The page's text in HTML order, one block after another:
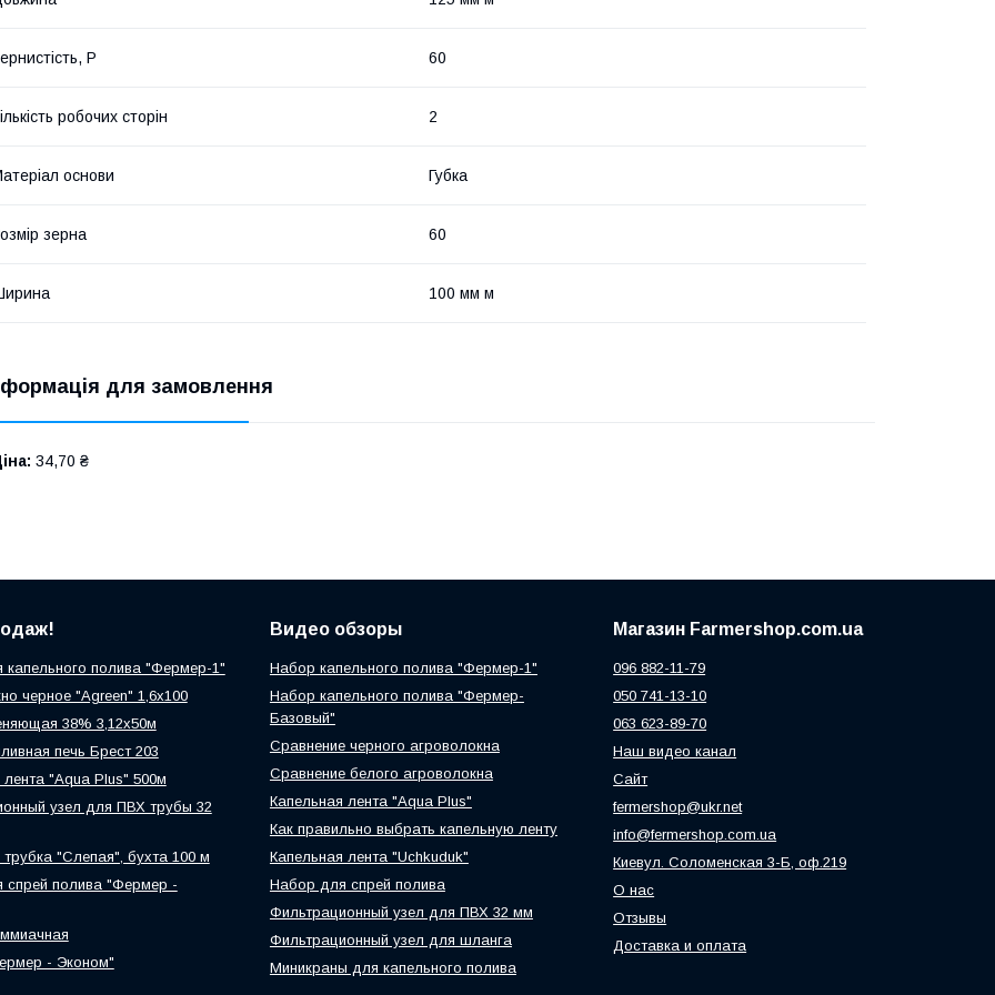
Р 60
робочих сторін 2
основи Губка
зерна 60
100 мм м
для замовлення
34,70 ₴
полива "Фермер-1"
черное "Agreen" 1,6х100
38% 3,12х50м
печь Брест 203
лента "Aqua Plus" 500м
узел для ПВХ трубы 32
трубка "Слепая", бухта 100 м
спрей полива "Фермер -
- Эконом"
Видео обзоры
Набор капельного полива "Фермер-1"
Набор капельного полива "Фермер-
Базовый"
Сравнение черного агроволокна
Сравнение белого агроволокна
Капельная лента "Aqua Plus"
Как правильно выбрать капельную ленту
Капельная лента "Uchkuduk"
Набор для спрей полива
Фильтрационный узел для ПВХ 32 мм
Фильтрационный узел для шланга
Миникраны для капельного полива
Магазин Farmershop.com.ua
096 882-11-79
050 741-13-10
063 623-89-70
Наш видео канал
Сайт
fermershop@ukr.net
info@fermershop.com.ua
Киевул. Соломенская 3-Б, оф.219
О нас
Отзывы
Доставка и оплата